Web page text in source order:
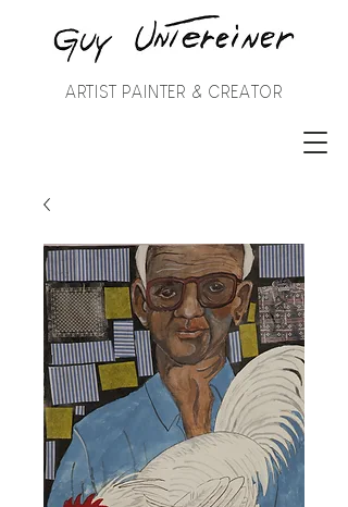
ARTIST PAINTER & CREATOR